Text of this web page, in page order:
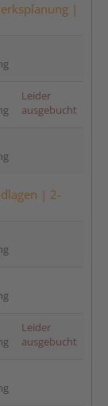
|
Leider
ausgebucht
| 2-
Leider
ausgebucht